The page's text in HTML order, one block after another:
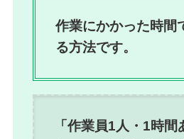
作業にかかった時間
る方法です。
「作業員1人・1時間